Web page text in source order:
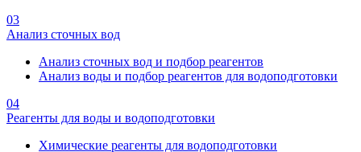
03
Анализ сточных вод
Анализ сточных вод и подбор реагентов
Анализ воды и подбор реагентов для водоподготовки
04
Реагенты для воды и водоподготовки
Химические реагенты для водоподготовки